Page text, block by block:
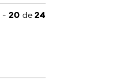
Page
- 20de24